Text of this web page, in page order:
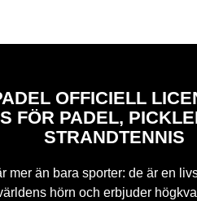
OFFICIELL
FÖR PADEL,
STRANDTENNIS
mer än bara sporter: de är en
hörn och erbjuder